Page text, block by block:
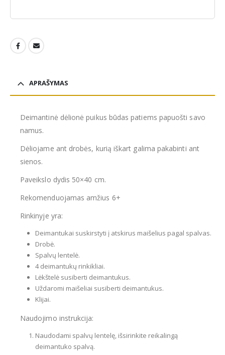
APRAŠYMAS
Deimantinė dėlionė puikus būdas patiems papuošti savo
namus.
Dėliojame ant drobės, kurią iškart galima pakabinti ant
sienos.
Paveikslo dydis 50×40 cm.
Rekomenduojamas amžius 6+
Rinkinyje yra:
Deimantukai suskirstyti į atskirus maišelius pagal spalvas.
Drobė.
Spalvų lentelė.
4 deimantukų rinkikliai.
Lėkštelė susiberti deimantukus.
Uždaromi maišeliai susiberti deimantukus.
Klijai.
Naudojimo instrukcija:
Naudodami spalvų lentelę, išsirinkite reikalingą
deimantuko spalvą.